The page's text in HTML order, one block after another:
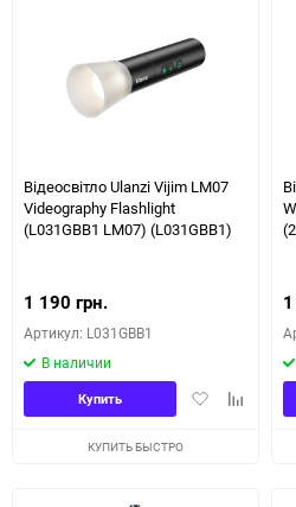
Відеосвітло Ulanzi Vijim LM07
Videography Flashlight
(L031GBB1 LM07) (L031GBB1)
1 190 грн.
Артикул: L031GBB1
В наличии
ДобавитьДобавить
Купить
КУПИТЬ БЫСТРО